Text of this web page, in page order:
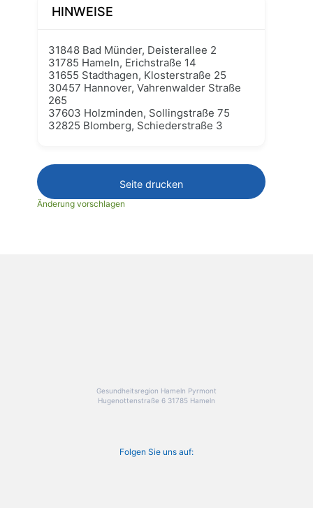
HINWEISE
31848 Bad Münder, Deisterallee 2
31785 Hameln, Erichstraße 14
31655 Stadthagen, Klosterstraße 25
30457 Hannover, Vahrenwalder Straße
265
37603 Holzminden, Sollingstraße 75
32825 Blomberg, Schiederstraße 3
Seite drucken
Änderung vorschlagen
Gesundheitsregion Hameln Pyrmont
Hugenottenstraße 6 31785 Hameln
Folgen Sie uns auf: